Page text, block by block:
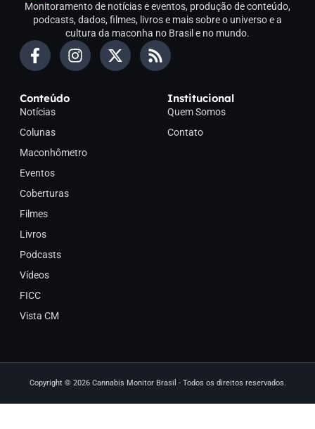
Monitoramento de notícias e eventos, produção de conteúdo,
podcasts, dados, filmes, livros e mais sobre o universo e a
cultura da maconha no Brasil e no mundo.
Conteúdo
Notícias
Colunas
Maconhômetro
Eventos
Coberturas
Filmes
Livros
Podcasts
Vídeos
FICC
Vista CM
Institucional
Quem Somos
Contato
Copyright © 2026 Cannabis Monitor Brasil - Todos os direitos reservados.